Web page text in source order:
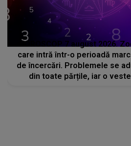
HOROSCOP 7 august 2026.
care intră într-o perioadă
de încercări. Problemele se
din toate părțile, iar o veste